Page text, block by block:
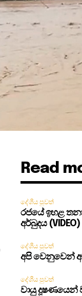
Read
දේශීය පුවත්
රජයේ ඉහළ
අර්බුදය (VIDEO)
දේශීය පුවත්
අපි වෙනුවෙන්
දේශීය පුවත්
වායු දූෂණයෙන්